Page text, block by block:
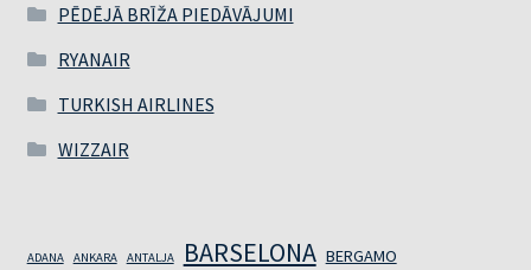
PĒDĒJĀ BRĪŽA PIEDĀVĀJUMI
RYANAIR
TURKISH AIRLINES
WIZZAIR
ADANA ANKARA ANTALJA BARSELONA BERGAMO